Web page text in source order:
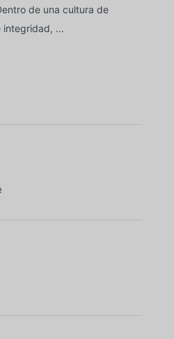
de una cultura de
integridad, ...